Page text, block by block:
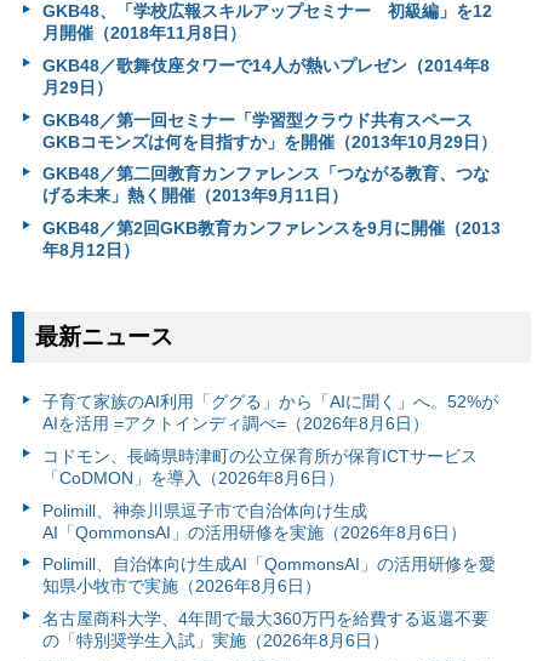
GKB48、「学校広報スキルアップセミナー 初級編」を12
月開催（2018年11月8日）
GKB48／歌舞伎座タワーで14人が熱いプレゼン（2014年8
月29日）
GKB48／第一回セミナー「学習型クラウド共有スペース
GKBコモンズは何を目指すか」を開催（2013年10月29日）
GKB48／第二回教育カンファレンス「つながる教育、つな
げる未来」熱く開催（2013年9月11日）
GKB48／第2回GKB教育カンファレンスを9月に開催（2013
年8月12日）
最新ニュース
子育て家族のAI利用「ググる」から「AIに聞く」へ。52%が
AIを活用 =アクトインディ調べ=（2026年8月6日）
コドモン、長崎県時津町の公立保育所が保育ICTサービス
「CoDMON」を導入（2026年8月6日）
Polimill、神奈川県逗子市で自治体向け生成
AI「QommonsAI」の活用研修を実施（2026年8月6日）
Polimill、自治体向け生成AI「QommonsAI」の活用研修を愛
知県小牧市で実施（2026年8月6日）
名古屋商科大学、4年間で最大360万円を給費する返還不要
の「特別奨学生入試」実施（2026年8月6日）